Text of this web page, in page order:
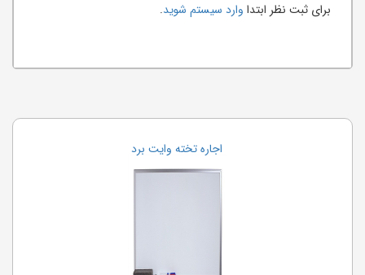
برای ثبت نظر ابتدا وارد سیستم شوید.
اجاره تخته وایت برد